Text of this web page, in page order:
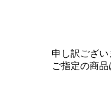
申し訳ござい
ご指定の商